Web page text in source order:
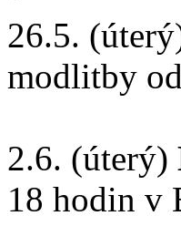
26.5.
modlitby
2.6. (úterý)
18 hodin v